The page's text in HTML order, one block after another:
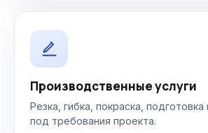
Производственные услуги
Резка, гибка, покраска,
под требования проекта.